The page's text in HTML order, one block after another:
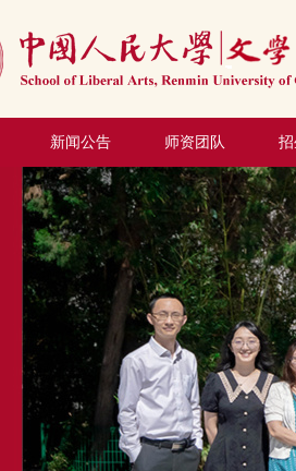
新闻公告 师资团队